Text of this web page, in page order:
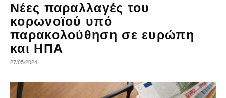
Νέες παραλλαγές του
κορωνοϊού υπό
παρακολούθηση σε ευρώπη
και ΗΠΑ
27/05/2024